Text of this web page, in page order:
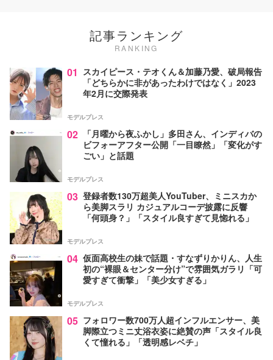
記事ランキング
RANKING
01 スカイピース・テオくん＆加藤乃愛、破局報告
「どちらかに非があったわけではなく」2023
年2月に交際発表
モデルプレス
02
「月曜から夜ふかし」多田さん、インディバの
ビフォーアフター公開「一目瞭然」「変化がす
ごい」と話題
モデルプレス
03 登録者数130万超美人YouTuber、ミニスカか
ら美脚スラリ カジュアルコーデ披露に反響
「何頭身？」「スタイル良すぎて見惚れる」
モデルプレス
04 仮面高校生の妹で話題・すなずりかりん、人生
初の“裸眼＆センター分け”で雰囲気ガラリ「可
愛すぎて衝撃」「美少女すぎる」
モデルプレス
05 フォロワー数700万人超インフルエンサー、美
脚際立つミニ丈浴衣姿に絶賛の声「スタイル良
くて憧れる」「透明感レベチ」